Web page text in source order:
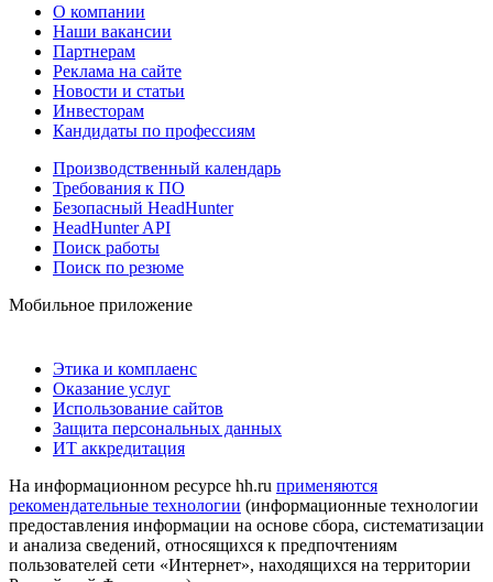
О компании
Наши вакансии
Партнерам
Реклама на сайте
Новости и статьи
Инвесторам
Кандидаты по профессиям
Производственный календарь
Требования к ПО
Безопасный HeadHunter
HeadHunter API
Поиск работы
Поиск по резюме
Мобильное приложение
Этика и комплаенс
Оказание услуг
Использование сайтов
Защита персональных данных
ИТ аккредитация
На информационном ресурсе hh.ru применяются
рекомендательные технологии (информационные технологии
предоставления информации на основе сбора, систематизации
и анализа сведений, относящихся к предпочтениям
пользователей сети «Интернет», находящихся на территории